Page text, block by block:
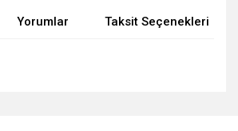
Yorumlar Taksit Seçenekleri